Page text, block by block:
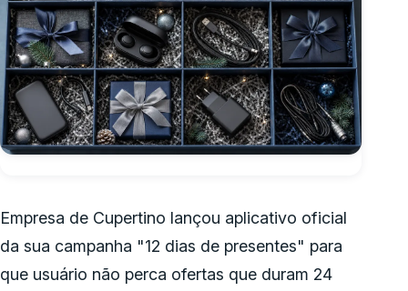
Empresa de Cupertino lançou aplicativo oficial
da sua campanha "12 dias de presentes" para
que usuário não perca ofertas que duram 24